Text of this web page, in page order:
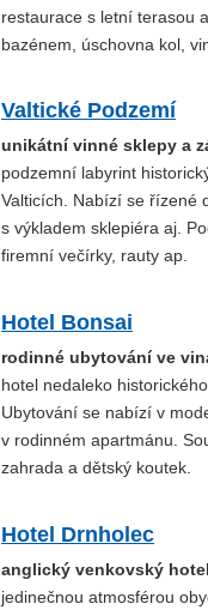
restaurace s letní terasou
bazénem, úschovna kol,
Valtické Podzemí
unikátní vinné sklepy a
podzemní labyrint
Valticích. Nabízí se řízené
s výkladem sklepiéra aj.
firemní večírky, rauty ap.
Hotel Bonsai
rodinné ubytování ve
hotel nedaleko
Ubytování se nabízí v
v rodinném apartmánu.
zahrada a dětský koutek.
Hotel Drnholec
anglický venkovský
jedinečnou atmosférou